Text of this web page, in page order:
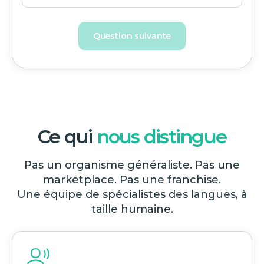
Question suivante
Ce qui nous distingue
Pas un organisme généraliste. Pas une
marketplace. Pas une franchise.
Une équipe de spécialistes des langues, à
taille humaine.